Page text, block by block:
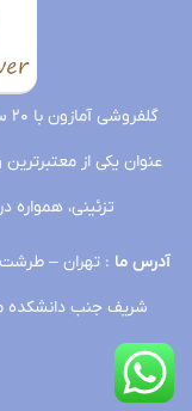
عنوان یکی از
تزئینی،
آدرس ما
شریف جنب دانشکده